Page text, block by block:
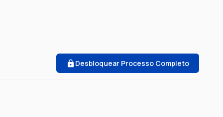
Desbloquear Processo Completo